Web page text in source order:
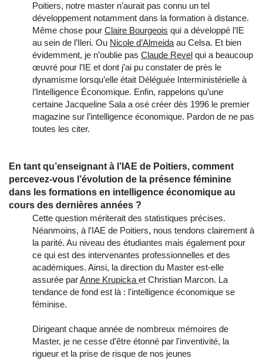
Poitiers, notre master n’aurait pas connu un tel
développement notamment dans la formation à distance.
Même chose pour Claire Bourgeois qui a développé l’IE
au sein de l’Ileri. Ou Nicole d’Almeida au Celsa. Et bien
évidemment, je n’oublie pas Claude Revel qui a beaucoup
œuvré pour l’IE et dont j’ai pu constater de près le
dynamisme lorsqu’elle était Déléguée Interministérielle à
l’Intelligence Économique. Enfin, rappelons qu’une
certaine Jacqueline Sala a osé créer dès 1996 le premier
magazine sur l’intelligence économique. Pardon de ne pas
toutes les citer.
En tant qu’enseignant à l’IAE de Poitiers, comment
percevez-vous l’évolution de la présence féminine
dans les formations en intelligence économique au
cours des dernières années ?
Cette question mériterait des statistiques précises.
Néanmoins, à l'IAE de Poitiers, nous tendons clairement à
la parité. Au niveau des étudiantes mais également pour
ce qui est des intervenantes professionnelles et des
académiques. Ainsi, la direction du Master est-elle
assurée parAnne Krupicka et Christian Marcon. La
tendance de fond est là : l'intelligence économique se
féminise.
Dirigeant chaque année de nombreux mémoires de
Master, je ne cesse d'être étonné par l'inventivité, la
rigueur et la prise de risque de nos jeunes